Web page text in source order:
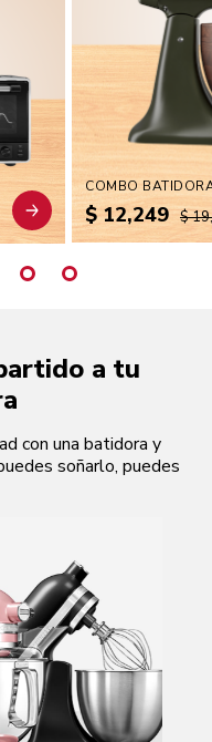
$ 12,249 $
a tu
con una batidora y
soñarlo, puedes